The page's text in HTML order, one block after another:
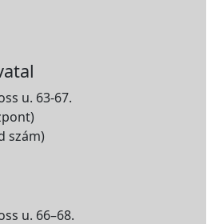
u. 63-67.
szám)
u. 66–68.